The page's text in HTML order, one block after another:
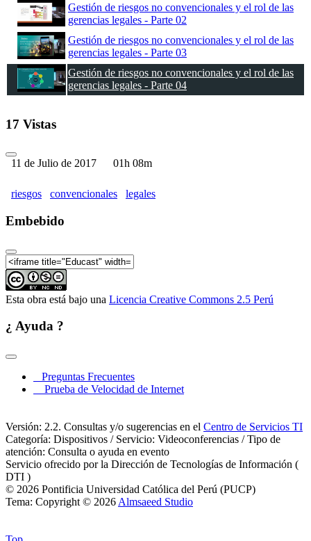
Gestión de riesgos no convencionales y el rol de las
gerencias legales - Parte 02
Gestión de riesgos no convencionales y el rol de las
gerencias legales - Parte 03
Gestión de riesgos no convencionales y el rol de las
gerencias legales - Parte 04
17 Vistas
11 de Julio de 2017 01h 08m
riesgos convencionales legales
Embebido
Esta obra está bajo una Licencia Creative Commons 2.5 Perú
¿ Ayuda ?
Preguntas Frecuentes
Prueba de Velocidad de Internet
Versión: 2.2. Consultas y/o sugerencias en el Centro de Servicios TI
Categoría: Dispositivos / Servicio: Videoconferencias / Tipo de
atención: Consulta o ayuda en evento
Servicio ofrecido por la Dirección de Tecnologías de Información (
DTI )
© 2026 Pontificia Universidad Católica del Perú (PUCP)
Tema: Copyright © 2026 Almsaeed Studio